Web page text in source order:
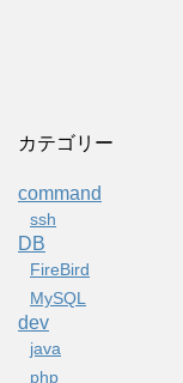
カテゴリー
command
ssh
DB
FireBird
MySQL
dev
java
php